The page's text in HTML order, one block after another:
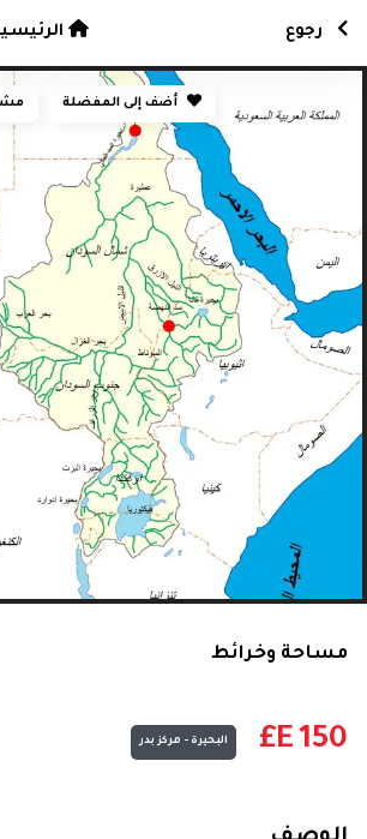
أضف إلى المفضلة
مساحة وخرائط
E£ 150 البحيرة - مركز بدر
رجوع